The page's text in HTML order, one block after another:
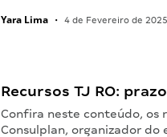
Yara Lima • 4 de Fevereiro de 2025
Recursos TJ RO:
Confira neste conteúdo, os
Consulplan, organizador